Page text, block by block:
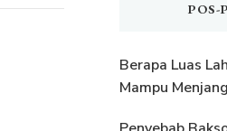
POS-
Berapa Luas
Mampu